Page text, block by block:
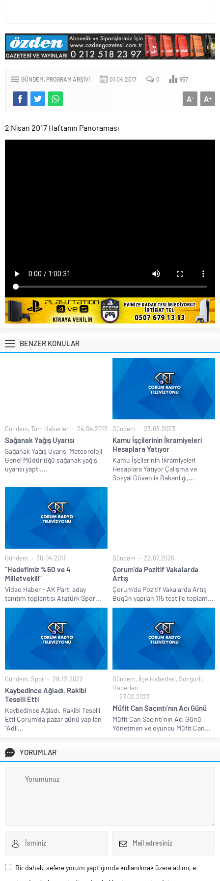
GÜNDEM PROGRAM ARŞIVI 01.04.2017 0 957
A+
A-
2 Nisan 2017 Haftanın Panoraması
BENZER KONULAR
Gündem, Tüm Haberler 24.04.2019
Sağanak Yağış Uyarısı
Sağanak Yağış Uyarısı Meteoroloji
Genel Müdürlüğü sağanak yağış
uyarısı yaptı....
Gündem 23.06.2023
Kamu İşçilerinin İkramiyeleri
Hesaplara Yatıyor
Kamu İşçilerinin İkramiyeleri
Hesaplara Yatıyor Çalışma ve
Sosyal Güvenlik Bakanlığı,...
Gündem 30.04.2011
“Hedefimiz %60 ve 4
Milletvekili”
Video Haber - AK Parti aday
tanıtım toplantısı Atatürk Spor...
Gündem 22.07.2020
Çorum’da Pozitif Vakalarda
Artış
Çorum’da Pozitif Vakalarda Artış
Bugün yapılan 115 test ile toplam...
Gündem, Spor 28.12.2022
Kaybedince Ağladı, Rakibi
Teselli Etti
Kaybedince Ağladı, Rakibi Teselli
Etti Çorum’da pazar günü yapılan
“Adil...
Gündem, İlçe Haberleri, Sungurlu
Haberleri
27.02.2023
Müfit Can Saçıntı’nın Acı Günü
Müfit Can Saçıntı’nın Acı Günü
Yönetmen ve oyuncu Müfit Can...
YORUMLAR
Bir dahaki sefere yorum yaptığımda kullanılmak üzere adımı, e-